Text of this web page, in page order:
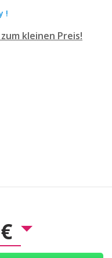
!
kleinen Preis!